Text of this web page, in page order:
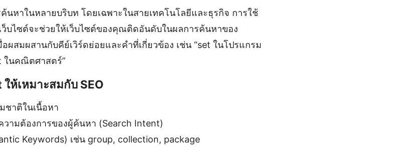
นหาในหลายบริบท โดยเฉพาะในสายเทคโนโลยีและธุรกิจ การใช้
ว็บไซต์จะช่วยให้เว็บไซต์ของคุณติดอันดับในผลการค้นหาของ
ผสมผสานกับคีย์เวิร์ดย่อยและคำที่เกี่ยวข้อง เช่น “set ในโปรแกรม
ในคณิตศาสตร์”
ห้เหมาะสมกับ SEO
ชาติในเนื้อหา
ามต้องการของผู้ค้นหา (Search Intent)
Keywords) เช่น group, collection, package